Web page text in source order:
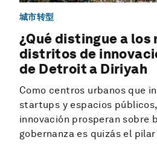
城市转型
¿Qué distingue a los
distritos de
de Detroit a Diriyah
Como centros urbanos que
startups y espacios
innovación prosperan sobre
gobernanza es quizás el